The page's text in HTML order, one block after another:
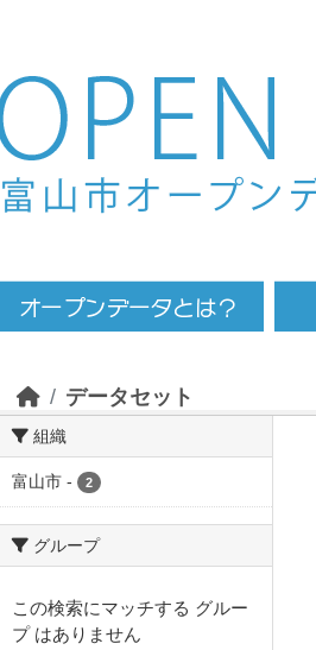
Skip to main content
データセット
組織
富山市 - 2
グループ
この検索にマッチする グルー
プ はありません